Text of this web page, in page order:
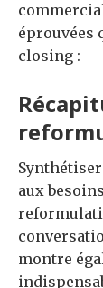
éprouvées
closing :
aux
montre